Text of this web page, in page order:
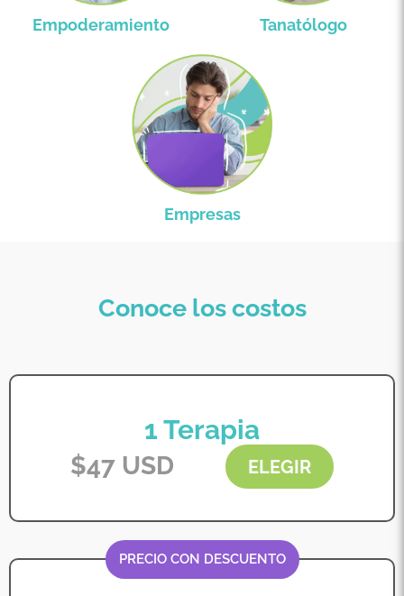
Empoderamiento Tanatólogo
Empresas
Conoce los costos
1 Terapia
$47 USD ELEGIR
PRECIO CON DESCUENTO